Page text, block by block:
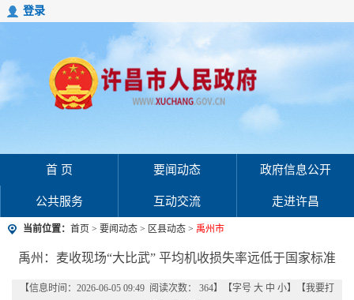
登录
首 页 要闻动态 政府信息公开
公共服务 互动交流 走进许昌
当前位置： 首页 > 要闻动态 > 区县动态 > 禹州市
禹州：麦收现场“大比武” 平均机收损失率远低于国家标准
【信息时间：2026-06-05 09:49 阅读次数： 364】【字号 大 中 小】【我要打